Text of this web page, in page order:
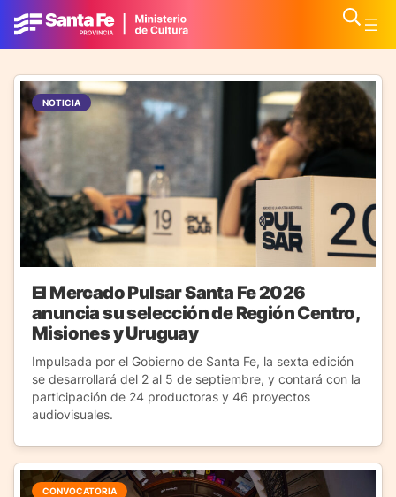
NOTICIA
El Mercado Pulsar Santa Fe 2026
anuncia su selección de Región Centro,
Misiones y Uruguay
Impulsada por el Gobierno de Santa Fe, la sexta edición
se desarrollará del 2 al 5 de septiembre, y contará con la
participación de 24 productoras y 46 proyectos
audiovisuales.
CONVOCATORIA